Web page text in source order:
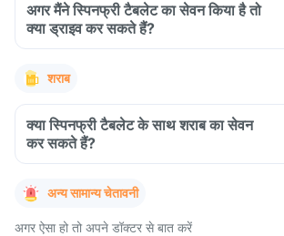
अगर मैंने स्पिनफ्री टैबलेट का सेवन किया है तो
क्या ड्राइव कर सकते हैं?
शराब
क्या स्पिनफ्री टैबलेट के साथ शराब का सेवन
कर सकते हैं?
अन्य सामान्य चेतावनी
अगर ऐसा हो तो अपने डॉक्टर से बात करें